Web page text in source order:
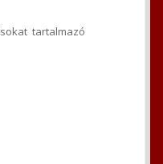
tartalmazó